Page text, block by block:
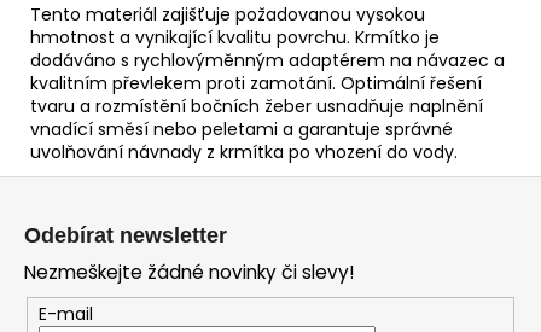
Tento materiál zajišťuje požadovanou vysokou
hmotnost a vynikající kvalitu povrchu. Krmítko je
dodáváno s rychlovýměnným adaptérem na návazec a
kvalitním převlekem proti zamotání. Optimální řešení
tvaru a rozmístění bočních žeber usnadňuje naplnění
vnadící směsí nebo peletami a garantuje správné
uvolňování návnady z krmítka po vhození do vody.
Odebírat newsletter
Nezmeškejte žádné novinky či slevy!
E-mail